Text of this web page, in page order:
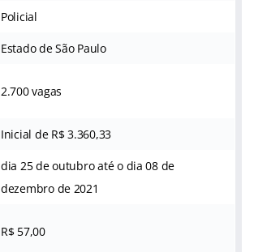
Policial
Estado de São Paulo
2.700 vagas
Inicial de R$ 3.360,33
dia 25 de outubro até o dia 08 de
dezembro de 2021
R$ 57,00